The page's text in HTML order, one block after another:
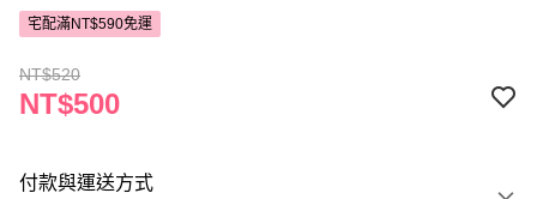
宅配滿NT$590免運
NT$520
NT$500
付款與運送方式